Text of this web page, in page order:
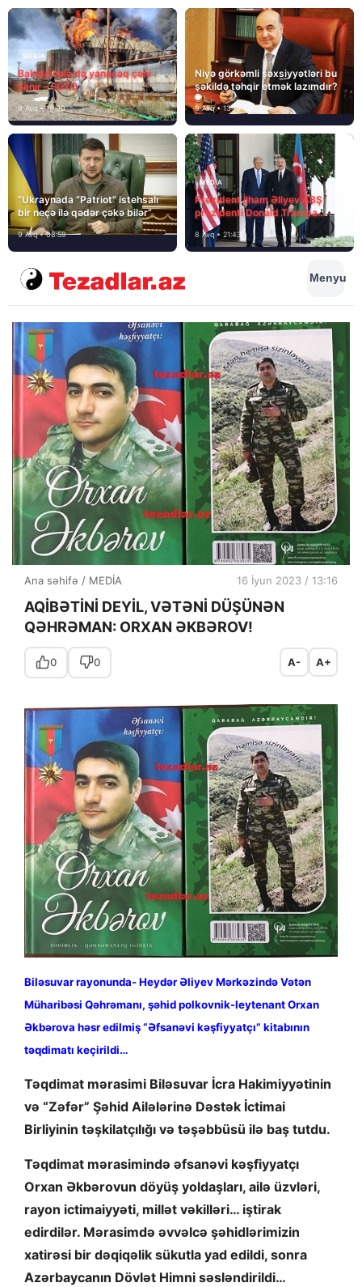
MEDİA
Bakıda hələ də yanacaq çəni
yanır – FOTO
9 Avq • 18:00
Niyə görkəmli şəxsiyyətləri bu
şəkildə təhqir etmək lazımdır?
9 Avq • 13:16
“Ukraynada “Patriot” istehsalı
bir neçə ilə qədər çəkə bilər”
9 Avq • 08:59
MEDİA
Prezident İlham Əliyev ABŞ
prezidenti Donald Trampa
məktubunda yazıb ki…
8 Avq • 21:43
Menyu
Ana səhifə / MEDİA 16 İyun 2023 / 13:16
AQİBƏTİNİ DEYİL, VƏTƏNİ DÜŞÜNƏN
QƏHRƏMAN: ORXAN ƏKBƏROV!
0 0 A- A+
Biləsuvar rayonunda- Heydər Əliyev Mərkəzində Vətən
Müharibəsi Qəhrəmanı, şəhid polkovnik-leytenant Orxan
Əkbərova həsr edilmiş “Əfsanəvi kəşfiyyatçı” kitabının
təqdimatı keçirildi…
Təqdimat mərasimi Biləsuvar İcra Hakimiyyətinin
və “Zəfər” Şəhid Ailələrinə Dəstək İctimai
Birliyinin təşkilatçılığı və təşəbbüsü ilə baş tutdu.
Təqdimat mərasimində əfsanəvi kəşfiyyatçı
Orxan Əkbərovun döyüş yoldaşları, ailə üzvləri,
rayon ictimaiyyəti, millət vəkilləri… iştirak
edirdilər. Mərasimdə əvvəlcə şəhidlərimizin
xatirəsi bir dəqiqəlik sükutla yad edildi, sonra
Azərbaycanın Dövlət Himni səsləndirildi…